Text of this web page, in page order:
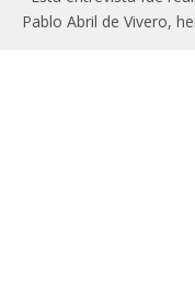
Pablo Abril de Vivero,